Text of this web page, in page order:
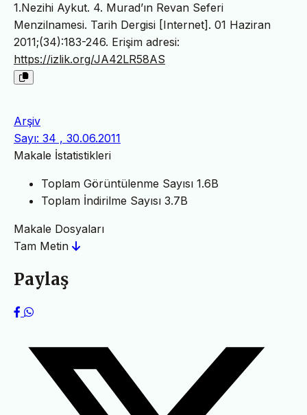
1.Nezihi Aykut. 4. Murad’ın Revan Seferi
Menzilnamesi. Tarih Dergisi [Internet]. 01 Haziran
2011;(34):183-246. Erişim adresi:
https://izlik.org/JA42LR58AS
Arşiv
Sayı: 34 , 30.06.2011
Makale İstatistikleri
Toplam Görüntülenme Sayısı 1.6B
Toplam İndirilme Sayısı 3.7B
Makale Dosyaları
Tam Metin
Paylaş